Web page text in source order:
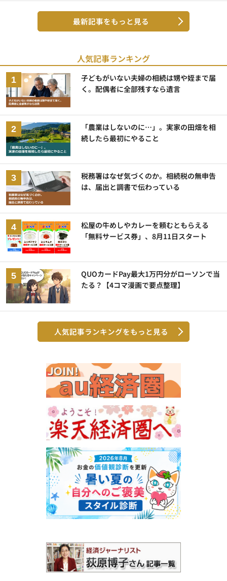
最新記事をもっと見る
人気記事ランキング
子どもがいない夫婦の相続は甥や姪まで届
く。配偶者に全部残すなら遺言
「農業はしないのに…」。実家の田畑を相
続したら最初にやること
税務署はなぜ気づくのか。相続税の無申告
は、届出と調書で伝わっている
松屋の牛めしやカレーを頼むともらえる
「無料サービス券」、8月11日スタート
QUOカードPay最大1万円分がローソンで当
たる？【4コマ漫画で要点整理】
人気記事ランキングをもっと見る